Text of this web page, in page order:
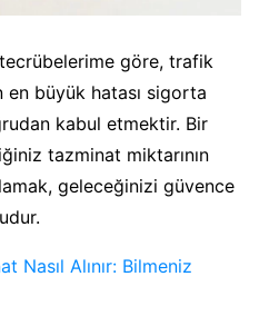
göre, trafik
en büyük hatası sigorta
kabul etmektir. Bir
tazminat miktarının
geleceğinizi güvence
Nasıl Alınır: Bilmeniz